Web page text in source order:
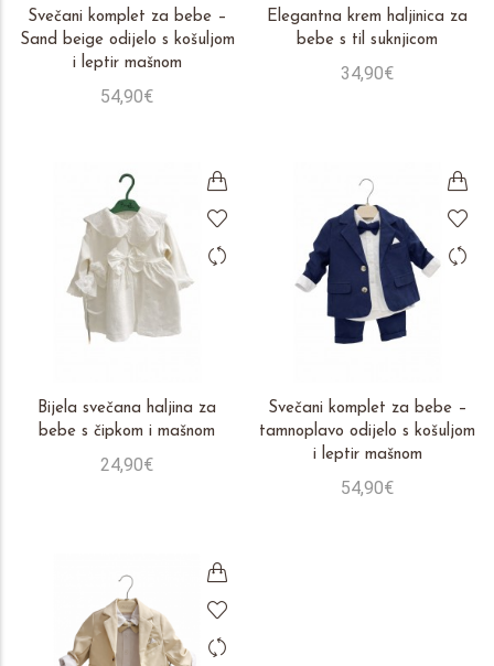
Svečani komplet za bebe –
Sand beige odijelo s košuljom
i leptir mašnom
54,90€
Elegantna krem haljinica za
bebe s til suknjicom
34,90€
Bijela svečana haljina za
bebe s čipkom i mašnom
24,90€
Svečani komplet za bebe –
tamnoplavo odijelo s košuljom
i leptir mašnom
54,90€